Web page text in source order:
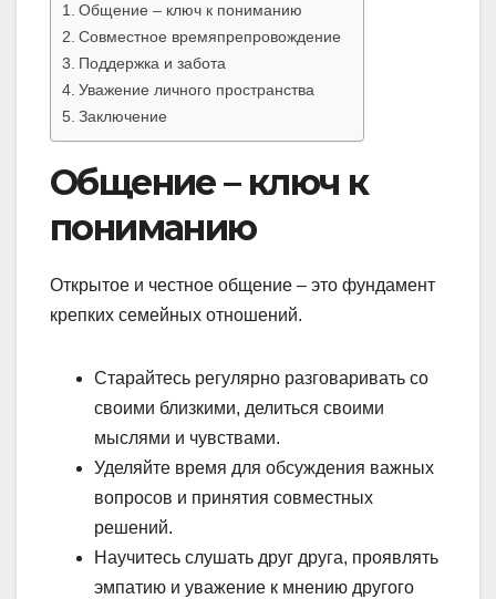
Общение – ключ к пониманию
Совместное времяпрепровождение
Поддержка и забота
Уважение личного пространства
Заключение
Общение – ключ к
пониманию
Открытое и честное общение – это фундамент
крепких семейных отношений.
Старайтесь регулярно разговаривать со
своими близкими, делиться своими
мыслями и чувствами.
Уделяйте время для обсуждения важных
вопросов и принятия совместных
решений.
Научитесь слушать друг друга, проявлять
эмпатию и уважение к мнению другого